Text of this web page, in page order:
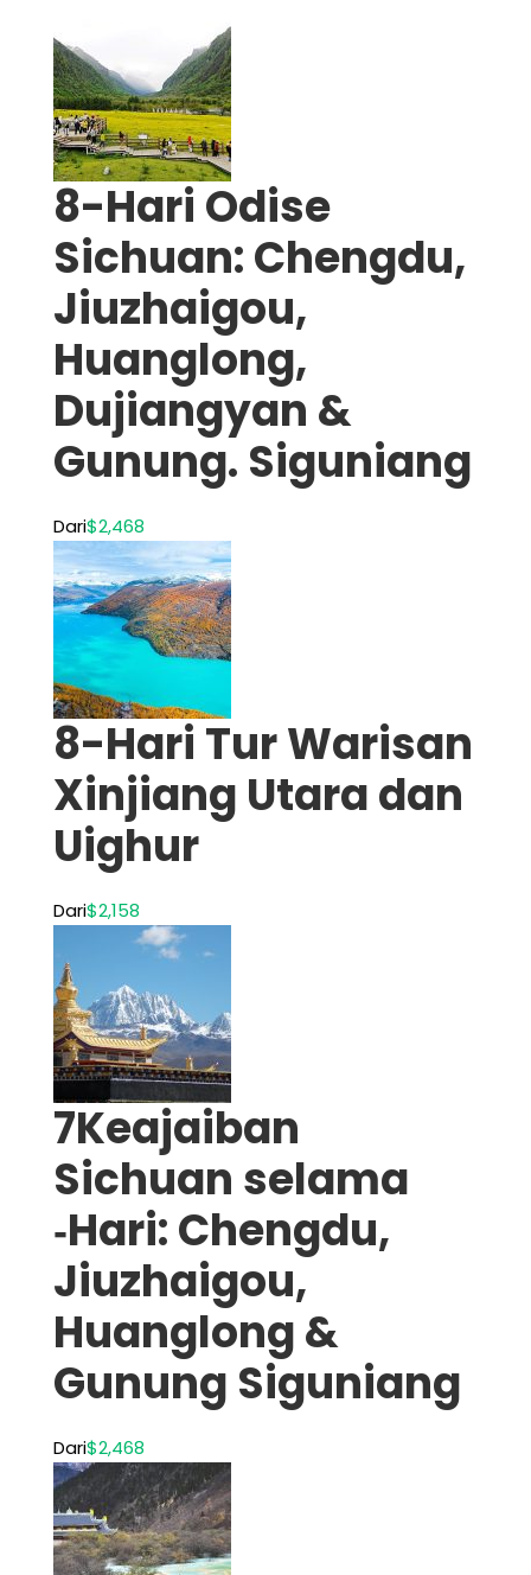
8-Hari Odise
Sichuan: Chengdu,
Jiuzhaigou,
Huanglong,
Dujiangyan &
Gunung. Siguniang
Dari$2,468
8-Hari Tur Warisan
Xinjiang Utara dan
Uighur
Dari$2,158
7Keajaiban
Sichuan selama
‑Hari: Chengdu,
Jiuzhaigou,
Huanglong &
Gunung Siguniang
Dari$2,468